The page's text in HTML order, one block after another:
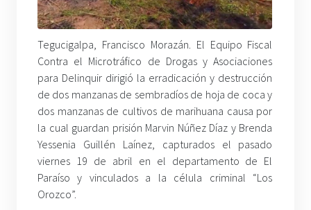
Tegucigalpa, Francisco Morazán. El Equipo Fiscal
Contra el Microtráfico de Drogas y Asociaciones
para Delinquir dirigió la erradicación y destrucción
de dos manzanas de sembradíos de hoja de coca y
dos manzanas de cultivos de marihuana causa por
la cual guardan prisión Marvin Núñez Díaz y Brenda
Yessenia Guillén Laínez, capturados el pasado
viernes 19 de abril en el departamento de El
Paraíso y vinculados a la célula criminal “Los
Orozco”.